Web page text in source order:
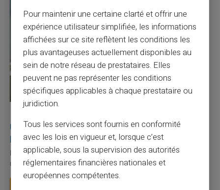
Utilisation responsable du paiement mobile avec
la carte Veritas
Le paiement mobile s'est imposé dans les habitudes quotidiennes,
mais il appelle des réflexes pour é...
Pour maintenir une certaine clarté et offrir une
expérience utilisateur simplifiée, les informations
affichées sur ce site reflètent les conditions les
plus avantageuses actuellement disponibles au
sein de notre réseau de prestataires. Elles
peuvent ne pas représenter les conditions
spécifiques applicables à chaque prestataire ou
juridiction.
Tous les services sont fournis en conformité
avec les lois en vigueur et, lorsque c’est
applicable, sous la supervision des autorités
réglementaires financières nationales et
européennes compétentes.